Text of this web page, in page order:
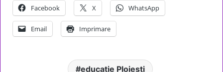
Facebook X WhatsApp
Email Imprimare
educatie Ploiesti